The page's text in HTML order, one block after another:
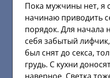
Пока мужчины нет, я
начинаю приводить
порядок. Для начала
себя забытый
был снят до секса,
грудь. С кухни